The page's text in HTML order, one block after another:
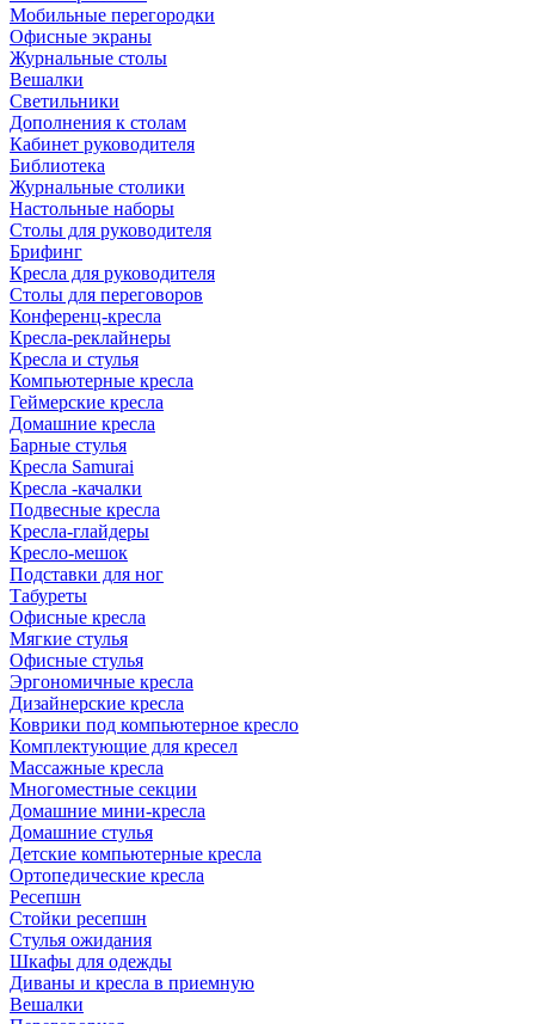
Мобильные перегородки
Офисные экраны
Журнальные столы
Вешалки
Светильники
Дополнения к столам
Кабинет руководителя
Библиотека
Журнальные столики
Настольные наборы
Столы для руководителя
Брифинг
Кресла для руководителя
Столы для переговоров
Конференц-кресла
Кресла-реклайнеры
Кресла и стулья
Компьютерные кресла
Геймерские кресла
Домашние кресла
Барные стулья
Кресла Samurai
Кресла -качалки
Подвесные кресла
Кресла-глайдеры
Кресло-мешок
Подставки для ног
Табуреты
Офисные кресла
Мягкие стулья
Офисные стулья
Эргономичные кресла
Дизайнерские кресла
Коврики под компьютерное кресло
Комплектующие для кресел
Массажные кресла
Многоместные секции
Домашние мини-кресла
Домашние стулья
Детские компьютерные кресла
Ортопедические кресла
Ресепшн
Стойки ресепшн
Стулья ожидания
Шкафы для одежды
Диваны и кресла в приемную
Вешалки